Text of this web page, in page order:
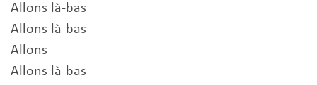
Allons là-bas
Allons là-bas
Allons
Allons là-bas